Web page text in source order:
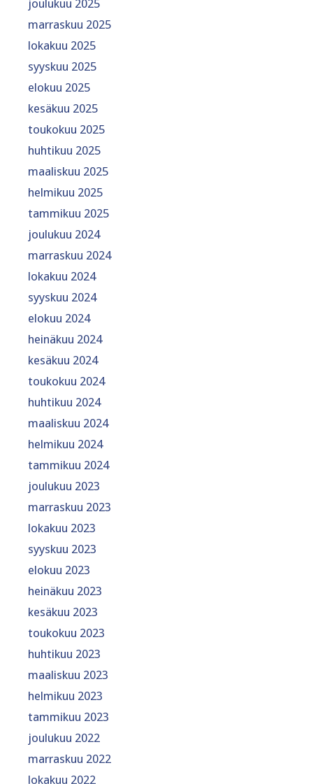
joulukuu 2025
marraskuu 2025
lokakuu 2025
syyskuu 2025
elokuu 2025
kesäkuu 2025
toukokuu 2025
huhtikuu 2025
maaliskuu 2025
helmikuu 2025
tammikuu 2025
joulukuu 2024
marraskuu 2024
lokakuu 2024
syyskuu 2024
elokuu 2024
heinäkuu 2024
kesäkuu 2024
toukokuu 2024
huhtikuu 2024
maaliskuu 2024
helmikuu 2024
tammikuu 2024
joulukuu 2023
marraskuu 2023
lokakuu 2023
syyskuu 2023
elokuu 2023
heinäkuu 2023
kesäkuu 2023
toukokuu 2023
huhtikuu 2023
maaliskuu 2023
helmikuu 2023
tammikuu 2023
joulukuu 2022
marraskuu 2022
lokakuu 2022